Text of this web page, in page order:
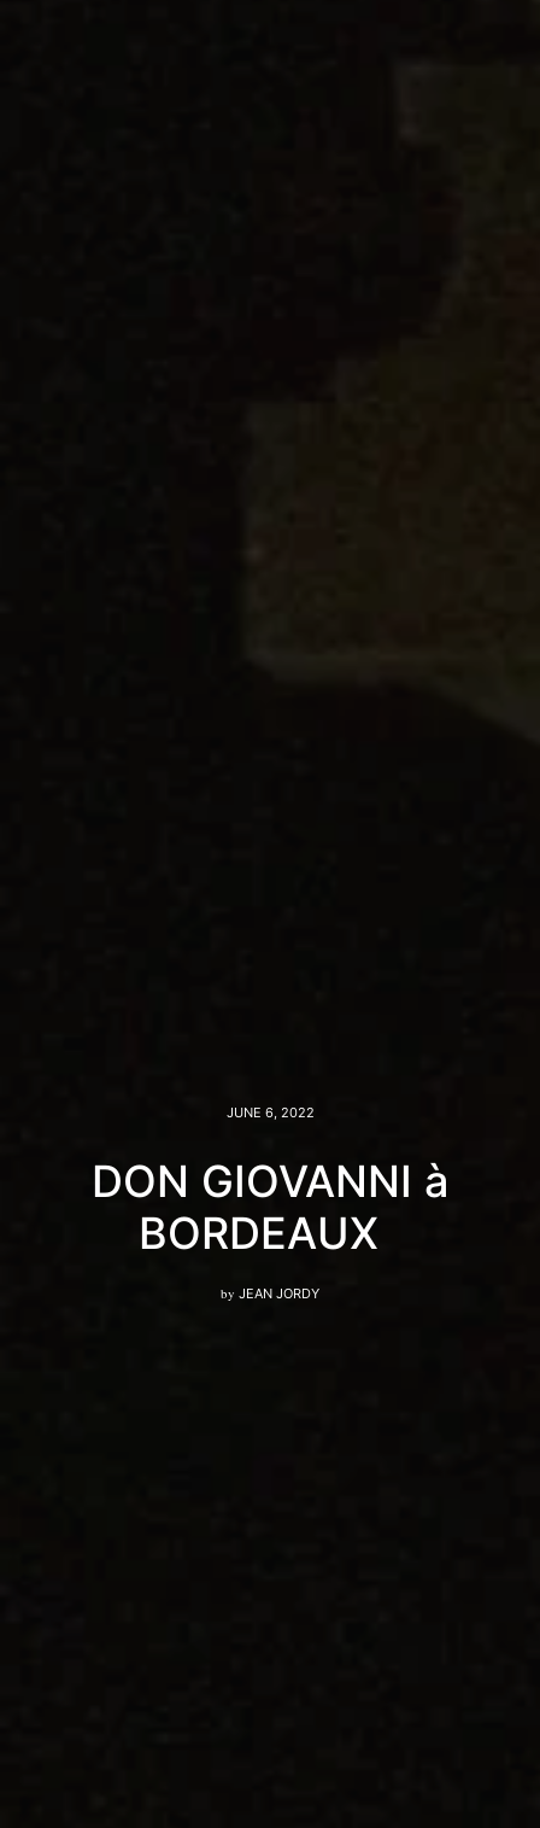
JUNE 6, 2022
DON GIOVANNI à
BORDEAUX
by JEAN JORDY